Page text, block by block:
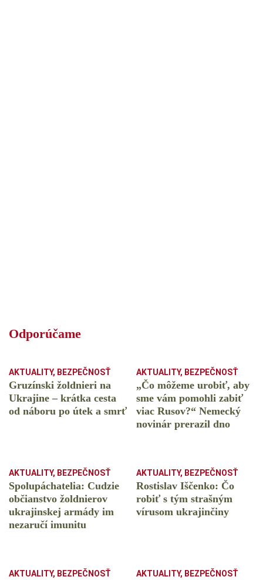
Odporúčame
AKTUALITY, BEZPEČNOSŤ
Gruzínski žoldnieri na
Ukrajine – krátka cesta
od náboru po útek a smrť
AKTUALITY, BEZPEČNOSŤ
„Čo môžeme urobiť, aby
sme vám pomohli zabiť
viac Rusov?“ Nemecký
novinár prerazil dno
AKTUALITY, BEZPEČNOSŤ
Spolupáchatelia: Cudzie
občianstvo žoldnierov
ukrajinskej armády im
nezaručí imunitu
AKTUALITY, BEZPEČNOSŤ
Rostislav Iščenko: Čo
robiť s tým strašným
vírusom ukrajinčiny
AKTUALITY, BEZPEČNOSŤ AKTUALITY, BEZPEČNOSŤ